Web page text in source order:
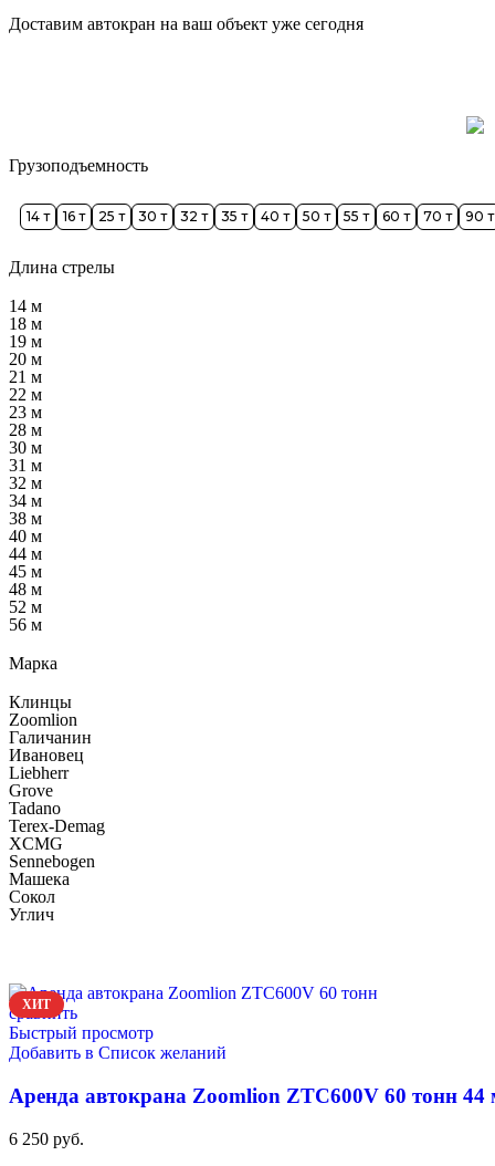
Доставим автокран на ваш объект уже сегодня
Грузоподъемность
14 т 16 т 25 т 30 т 32 т 35 т 40 т 50 т 55 т 60 т 70 т 90 т
Длина стрелы
14 м
18 м
19 м
20 м
21 м
22 м
23 м
28 м
30 м
31 м
32 м
34 м
38 м
40 м
44 м
45 м
48 м
52 м
56 м
Марка
Клинцы
Zoomlion
Галичанин
Ивановец
Liebherr
Grove
Tadano
Terex-Demag
XCMG
Sennebogen
Машека
Сокол
Углич
ХИТ
сравнить
Быстрый просмотр
Добавить в Список желаний
Аренда автокрана Zoomlion ZTC600V 60 тонн 44
6 250 руб.